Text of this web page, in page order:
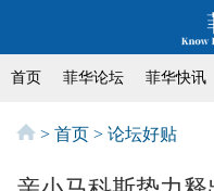
首页 菲华论坛 菲华快讯
> 首页 > 论坛好贴